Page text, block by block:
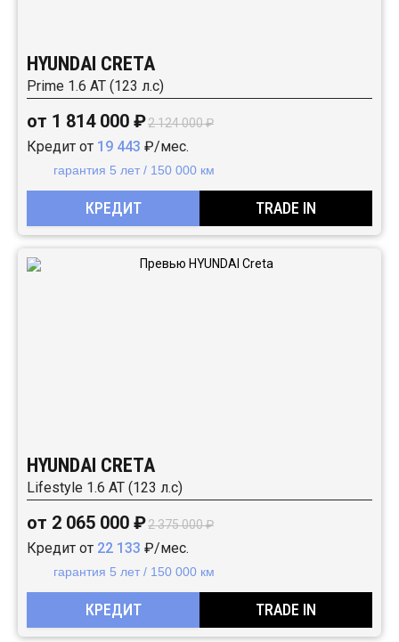
HYUNDAI CRETA
Prime 1.6 АТ (123 л.с)
от 1 814 000 ₽2 124 000 ₽
Кредит от 19 443 ₽/мес.
гарантия 5 лет / 150 000 км
КРЕДИТ TRADE IN
HYUNDAI CRETA
Lifestyle 1.6 АТ (123 л.с)
от 2 065 000 ₽2 375 000 ₽
Кредит от 22 133 ₽/мес.
гарантия 5 лет / 150 000 км
КРЕДИТ TRADE IN